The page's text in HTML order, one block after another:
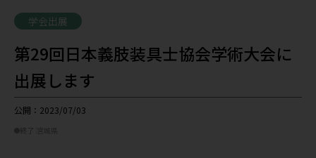
学会出展
第29回日本義肢装具士協会学術大会に
出展します
公開：2023/07/03